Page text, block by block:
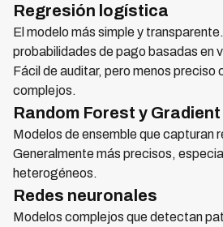
Regresión logística
El modelo más simple y
probabilidades de pago basadas en
Fácil de auditar, pero menos preciso
complejos.
Random Forest y
Modelos de ensemble que capturan
Generalmente más precisos,
heterogéneos.
Redes neuronales
Modelos complejos que detectan